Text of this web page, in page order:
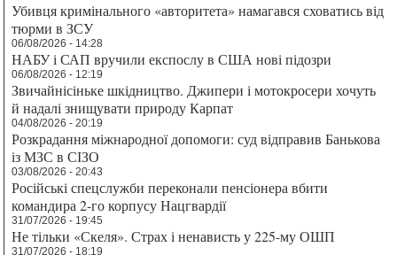
Убивця кримінального «авторитета» намагався сховатись від
тюрми в ЗСУ
06/08/2026 - 14:28
НАБУ і САП вручили експослу в США нові підозри
06/08/2026 - 12:19
Звичайнісіньке шкідництво. Джипери і мотокросери хочуть
й надалі знищувати природу Карпат
04/08/2026 - 20:19
Розкрадання міжнародної допомоги: суд відправив Банькова
із МЗС в СІЗО
03/08/2026 - 20:43
Російські спецслужби переконали пенсіонера вбити
командира 2-го корпусу Нацгвардії
31/07/2026 - 19:45
Не тільки «Скеля». Страх і ненависть у 225-му ОШП
31/07/2026 - 18:19